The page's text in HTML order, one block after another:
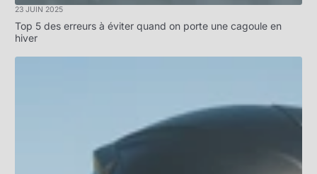
23 JUIN 2025
Top 5 des erreurs à éviter quand on porte une cagoule en
hiver